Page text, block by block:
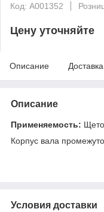
Код: А001352
Цену уточняйте
Описание Доставка
Описание
Применяемость:
Корпус вала
Условия доставки